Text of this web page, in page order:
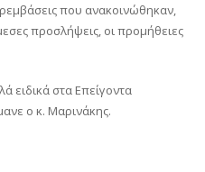
που ανακοινώθηκαν,
προσλήψεις, οι προμήθειες
ειδικά στα Επείγοντα
ο κ. Μαρινάκης.